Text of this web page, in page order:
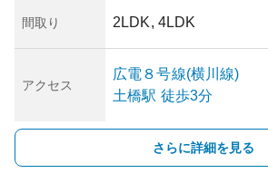
間取り 2LDK, 4LDK
アクセス
広電８号線(横川線)
土橋駅 徒歩3分
さらに詳細を見る